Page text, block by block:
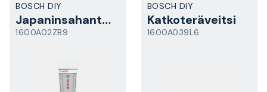
BOSCH DIY
Japaninsahanterä
1600A02ZB9
BOSCH DIY
Katkoteräveitsi
1600A039L6